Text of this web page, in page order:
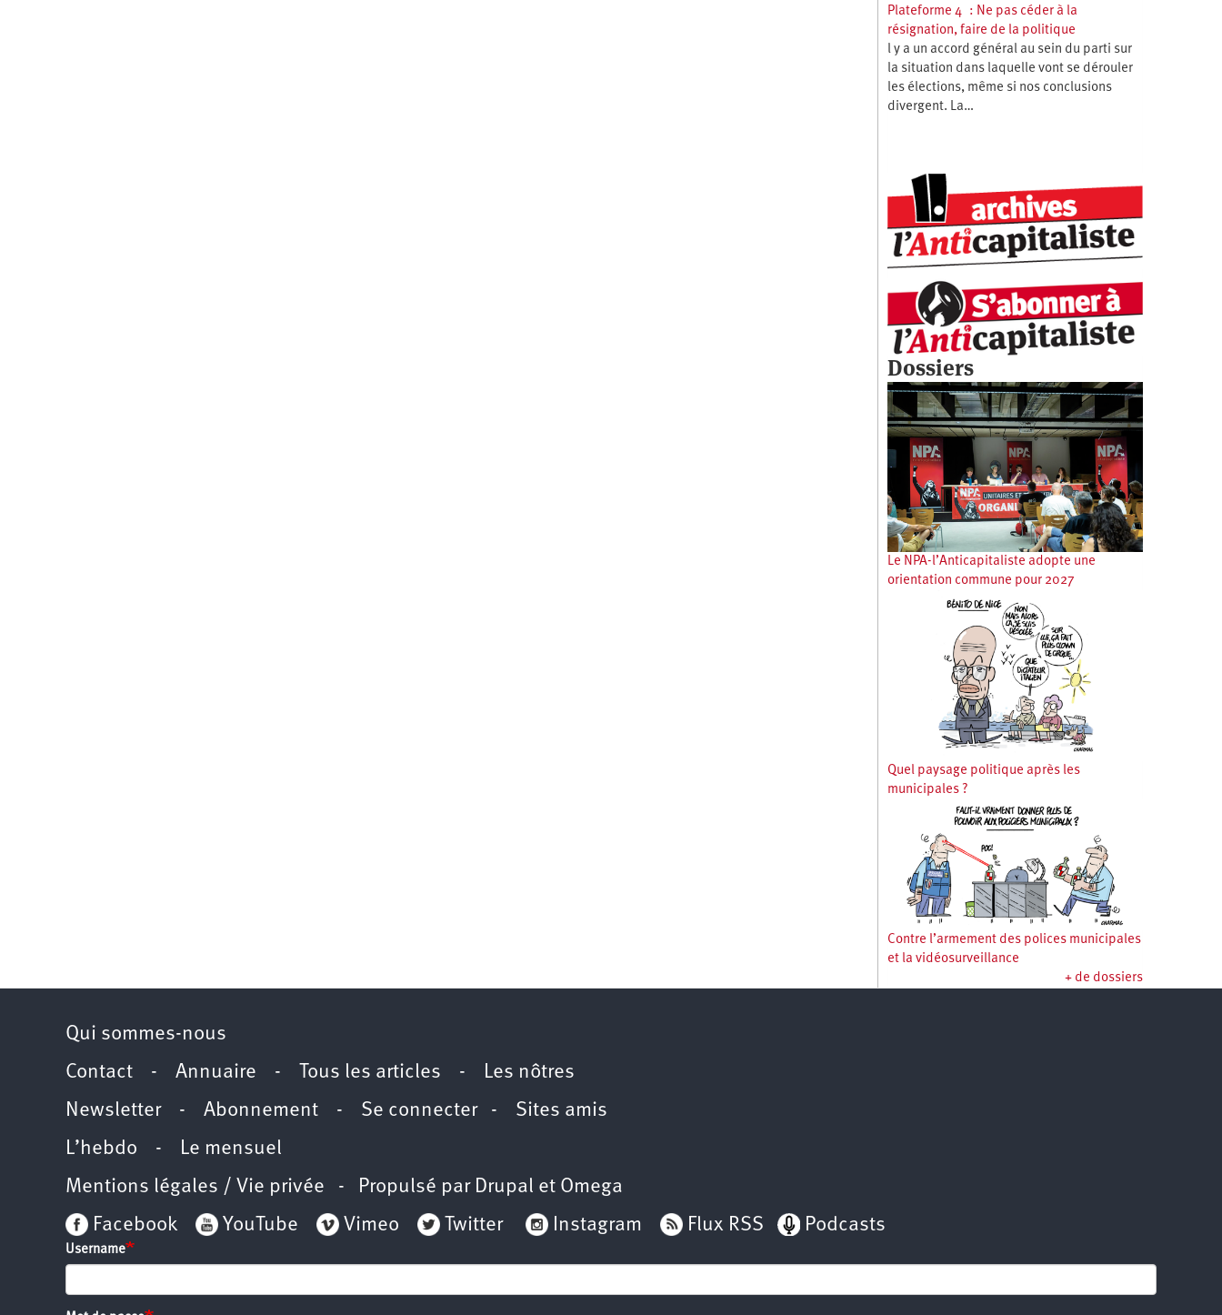
Plateforme 4 : Ne pas céder à la
résignation, faire de la politique
l y a un accord général au sein du parti sur
la situation dans laquelle vont se dérouler
les élections, même si nos conclusions
divergent. La…
Dossiers
Le NPA-l’Anticapitaliste adopte une
orientation commune pour 2027
Quel paysage politique après les
municipales ?
Contre l’armement des polices municipales
et la vidéosurveillance
+ de dossiers
Qui sommes-nous
Contact - Annuaire - Tous les articles - Les nôtres
Newsletter- Abonnement - Se connecter- Sites amis
L’hebdo - Le mensuel
Mentions légales / Vie privée - Propulsé par Drupal et Omega
Facebook
YouTube Vimeo Twitter Instagram Flux RSS Podcasts
Username